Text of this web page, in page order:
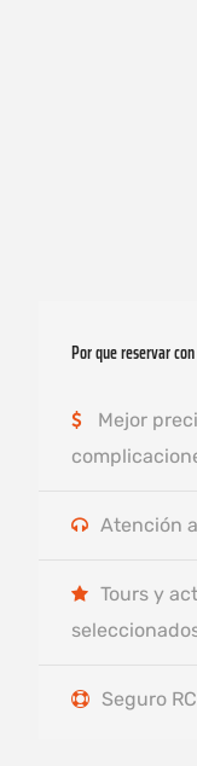
Por que reservar
Mejor
Atención
Tours y
Seguro